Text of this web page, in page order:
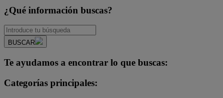
¿Qué información buscas?
BUSCAR
Te ayudamos a encontrar lo que buscas:
Categorías principales: